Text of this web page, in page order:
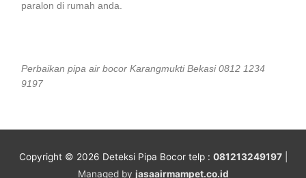
paralon di rumah anda.
Perbaikan pipa air bocor Karangmukti Bekasi 0812 1234
9197
Copyright © 2026 Deteksi Pipa Bocortelp : 081213249197|
Managed by jasaairmampet.co.id